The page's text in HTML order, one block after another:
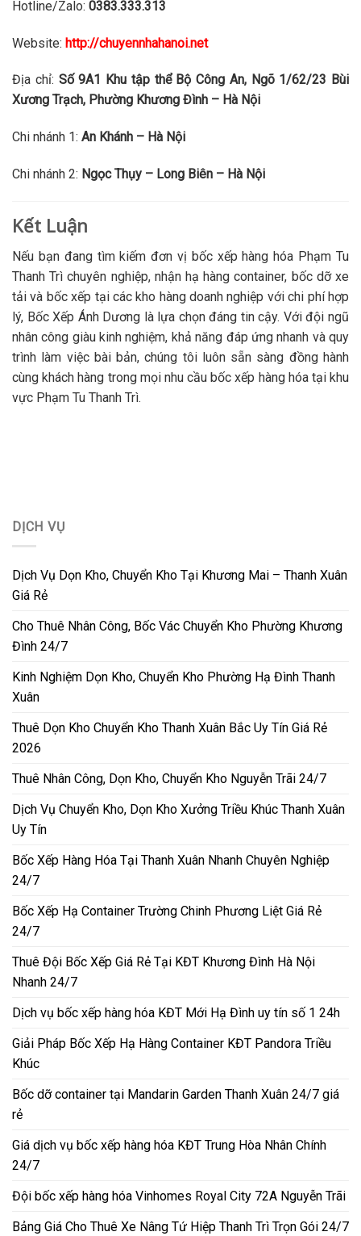
Hotline/Zalo: 0383.333.313
Website: http://chuyennhahanoi.net
Địa chỉ: Số 9A1 Khu tập thể Bộ Công An, Ngõ 1/62/23 Bùi
Xương Trạch, Phường Khương Đình – Hà Nội
Chi nhánh 1: An Khánh – Hà Nội
Chi nhánh 2: Ngọc Thụy – Long Biên – Hà Nội
Kết Luận
Nếu bạn đang tìm kiếm đơn vị bốc xếp hàng hóa Phạm Tu
Thanh Trì chuyên nghiệp, nhận hạ hàng container, bốc dỡ xe
tải và bốc xếp tại các kho hàng doanh nghiệp với chi phí hợp
lý, Bốc Xếp Ánh Dương là lựa chọn đáng tin cậy. Với đội ngũ
nhân công giàu kinh nghiệm, khả năng đáp ứng nhanh và quy
trình làm việc bài bản, chúng tôi luôn sẵn sàng đồng hành
cùng khách hàng trong mọi nhu cầu bốc xếp hàng hóa tại khu
vực Phạm Tu Thanh Trì.
DỊCH VỤ
Dịch Vụ Dọn Kho, Chuyển Kho Tại Khương Mai – Thanh Xuân
Giá Rẻ
Cho Thuê Nhân Công, Bốc Vác Chuyển Kho Phường Khương
Đình 24/7
Kinh Nghiệm Dọn Kho, Chuyển Kho Phường Hạ Đình Thanh
Xuân
Thuê Dọn Kho Chuyển Kho Thanh Xuân Bắc Uy Tín Giá Rẻ
2026
Thuê Nhân Công, Dọn Kho, Chuyển Kho Nguyễn Trãi 24/7
Dịch Vụ Chuyển Kho, Dọn Kho Xưởng Triều Khúc Thanh Xuân
Uy Tín
Bốc Xếp Hàng Hóa Tại Thanh Xuân Nhanh Chuyên Nghiệp
24/7
Bốc Xếp Hạ Container Trường Chinh Phương Liệt Giá Rẻ
24/7
Thuê Đội Bốc Xếp Giá Rẻ Tại KĐT Khương Đình Hà Nội
Nhanh 24/7
Dịch vụ bốc xếp hàng hóa KĐT Mới Hạ Đình uy tín số 1 24h
Giải Pháp Bốc Xếp Hạ Hàng Container KĐT Pandora Triều
Khúc
Bốc dỡ container tại Mandarin Garden Thanh Xuân 24/7 giá
rẻ
Giá dịch vụ bốc xếp hàng hóa KĐT Trung Hòa Nhân Chính
24/7
Đội bốc xếp hàng hóa Vinhomes Royal City 72A Nguyễn Trãi
Bảng Giá Cho Thuê Xe Nâng Tứ Hiệp Thanh Trì Trọn Gói 24/7